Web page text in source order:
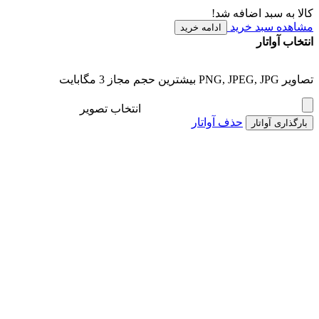
کالا به سبد اضافه شد!
مشاهده سبد خرید
ادامه خرید
انتخاب آواتار
تصاویر PNG, JPEG, JPG بیشترین حجم مجاز 3 مگابایت
انتخاب تصویر
بارگذاری آواتار حذف آواتار